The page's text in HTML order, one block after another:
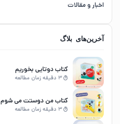
اخبار و مقالات
آخرین‌های بلاگ
کتاب دوتایی بخوریم
3 دقیقه زمان مطالعه
کتاب من دوستت می شوم
3 دقیقه زمان مطالعه